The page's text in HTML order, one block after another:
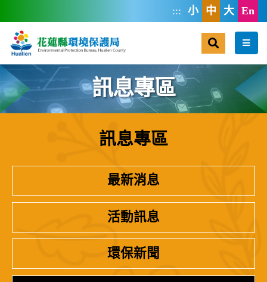
::: 小 中 大 En
選單
訊息專區
訊息專區
最新消息
活動訊息
環保新聞